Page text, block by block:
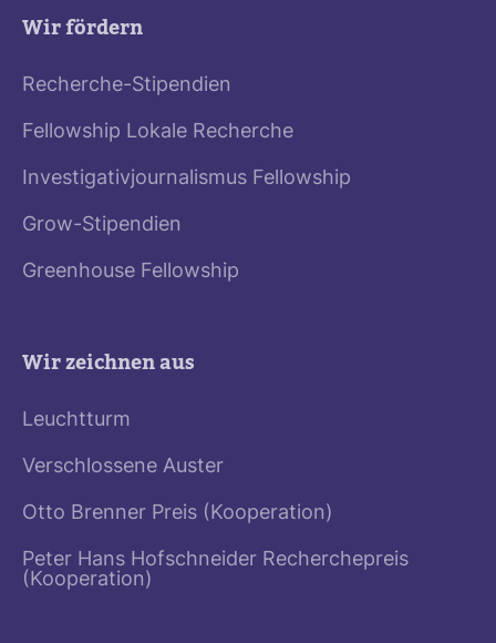
Wir fördern
Recherche-Stipendien
Fellowship Lokale Recherche
Investigativjournalismus Fellowship
Grow-Stipendien
Greenhouse Fellowship
Wir zeichnen aus
Leuchtturm
Verschlossene Auster
Otto Brenner Preis (Kooperation)
Peter Hans Hofschneider Recherchepreis
(Kooperation)